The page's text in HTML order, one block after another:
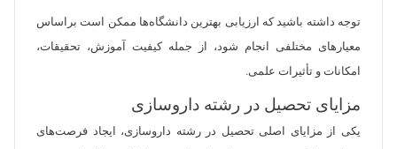
توجه داشته باشید که ارزیابی بهترین دانشگاه‌ها ممکن است براساس
معیارهای مختلفی انجام شود، از جمله کیفیت آموزش، تحقیقات،
امکانات و تأثیرات علمی.
مزایای تحصیل در رشته داروسازی
یکی از مزایای اصلی تحصیل در رشته داروسازی، ایجاد فرصت‌های